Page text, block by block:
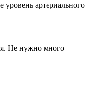
артериального
Не нужно много